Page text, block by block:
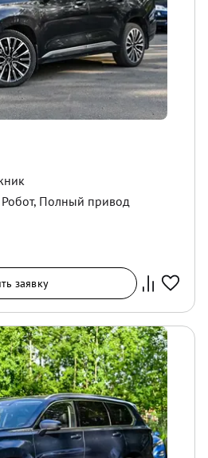
Робот, Полный привод
заявку